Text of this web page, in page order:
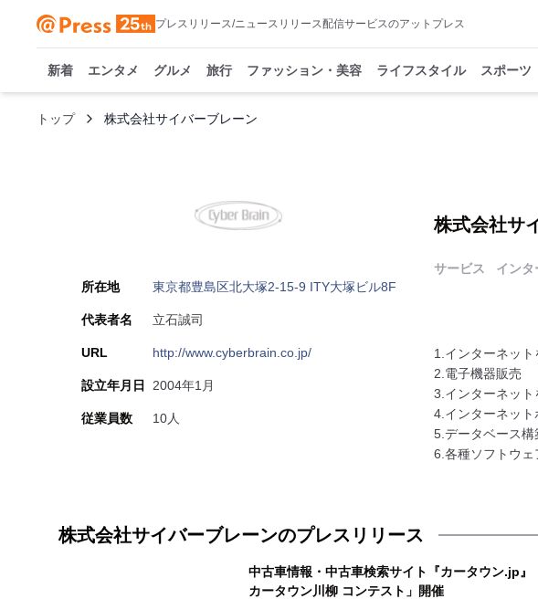
プレスリリース/ニュースリリース配信サービスのアットプレス
新着 エンタメ グルメ 旅行 ファッション・美容 ライフスタイル スポーツ
トップ 株式会社サイバーブレーン
株式会社サ
サービス インタ
1.インターネッ
2.電子機器販売
3.インターネッ
4.インターネッ
5.データベース構
所在地 東京都豊島区北大塚2-15-9 ITY大塚ビル8F
代表者名 立石誠司
URL http://www.cyberbrain.co.jp/
設立年月日 2004年1月
従業員数 10人
株式会社サイバーブレーンのプレスリリース
中古車情報・中古車検索サイト『カータウン.jp
カータウン川柳 コンテスト」開催